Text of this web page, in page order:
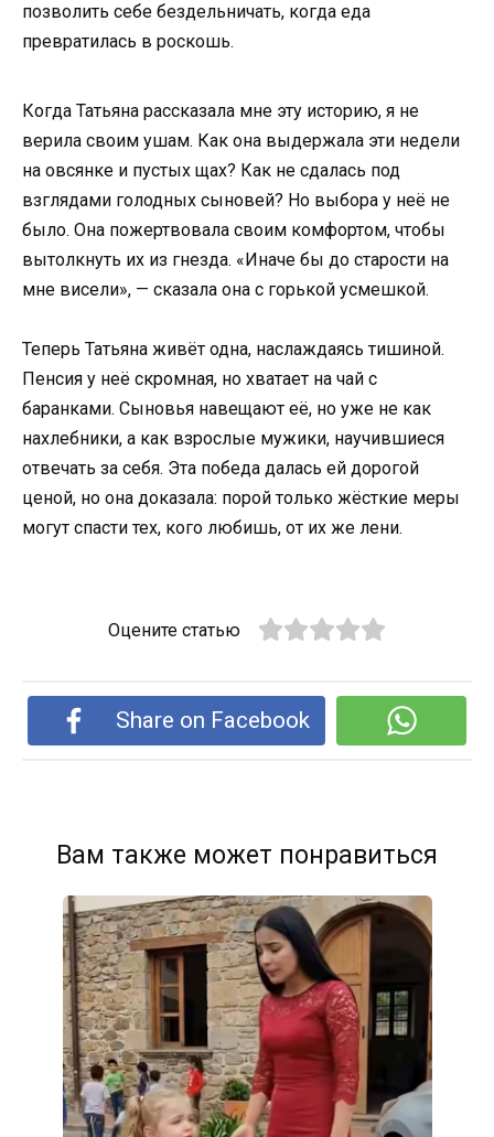
позволить себе бездельничать, когда еда
превратилась в роскошь.
Когда Татьяна рассказала мне эту историю, я не
верила своим ушам. Как она выдержала эти недели
на овсянке и пустых щах? Как не сдалась под
взглядами голодных сыновей? Но выбора у неё не
было. Она пожертвовала своим комфортом, чтобы
вытолкнуть их из гнезда. «Иначе бы до старости на
мне висели», — сказала она с горькой усмешкой.
Теперь Татьяна живёт одна, наслаждаясь тишиной.
Пенсия у неё скромная, но хватает на чай с
баранками. Сыновья навещают её, но уже не как
нахлебники, а как взрослые мужики, научившиеся
отвечать за себя. Эта победа далась ей дорогой
ценой, но она доказала: порой только жёсткие меры
могут спасти тех, кого любишь, от их же лени.
Оцените статью
Share on Facebook
Вам также может понравиться